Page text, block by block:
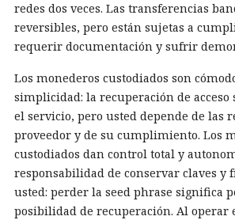
redes dos veces. Las transferencias
reversibles, pero están sujetas a
requerir documentación y sufrir
Los monederos custodiados son
simplicidad: la recuperación de acceso
el servicio, pero usted depende de las
proveedor y de su cumplimiento. Los
custodiados dan control total y
responsabilidad de conservar claves y
usted: perder la seed phrase significa
posibilidad de recuperación. Al operar